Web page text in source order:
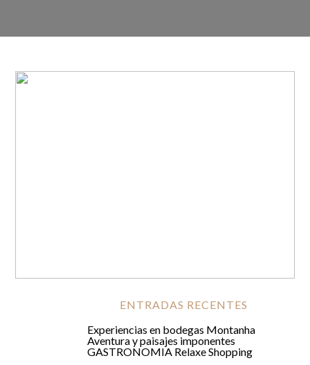
ENTRADAS RECENTES
Experiencias en bodegas Montanha
Aventura y paisajes imponentes
GASTRONOMIA RelaxeShopping